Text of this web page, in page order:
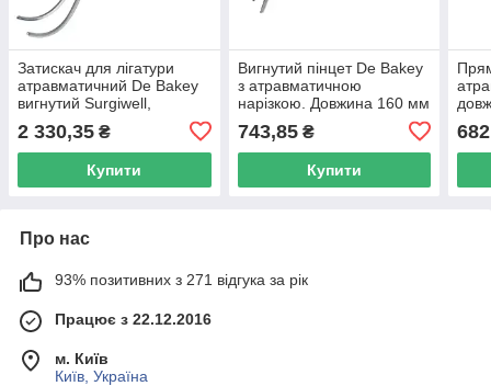
Затискач для лігатури
атравматичний De Bakey
вигнутий Surgiwell,
частина 80 мм
2 330,35 ₴
Купити
Вигнутий пінцет De Bakey
з атравматичною
нарізкою. Довжина 160 мм
743,85₴
Купити
Про нас
93% позитивних з 271 відгука за рік
Працює з 22.12.2016
м. Київ
Київ, Україна